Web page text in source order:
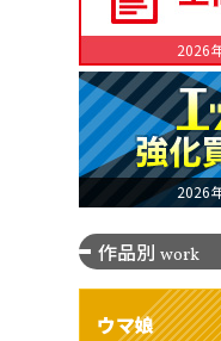
2026
2026
作品別 work
ウマ娘